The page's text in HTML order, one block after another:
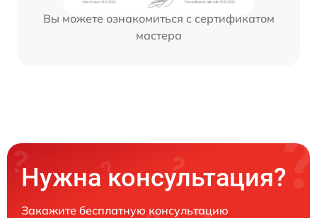
Вы можете ознакомиться с сертификатом
мастера
Нужна консультация?
Закажите бесплатную консультацию